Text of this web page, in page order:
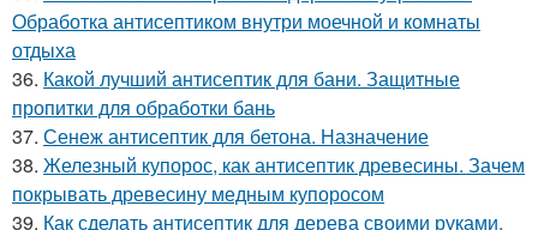
Обработка антисептиком внутри моечной и комнаты
отдыха
36. Какой лучший антисептик для бани. Защитные
пропитки для обработки бань
37. Сенеж антисептик для бетона. Назначение
38. Железный купорос, как антисептик древесины. Зачем
покрывать древесину медным купоросом
39. Как сделать антисептик для дерева своими руками.